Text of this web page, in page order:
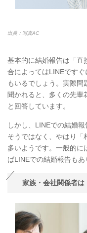
出典：写真AC
基本的に結婚報告は「直
合によってはLINEです
もいるでしょう。実際問
聞かれると、多くの先輩
と回答しています。
しかし、LINEでの結婚
そうではなく、やはり「
多いようです。一般的に
ばLINEでの結婚報告も
家族・会社関係者は